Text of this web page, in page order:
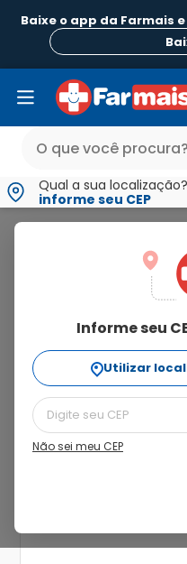
Baixe o app da Farmais
Qual a sua localização?
informe seu CEP
Informe seu
Utilizar
Não sei meu CEP
Ordenar Por
relevância
17%